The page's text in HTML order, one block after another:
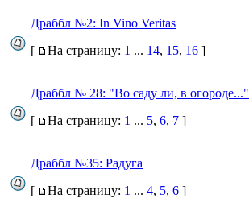
Драббл №2: In Vino Veritas
[
На страницу: 1 ... 14, 15, 16 ]
Драббл № 28: "Во саду ли, в огороде..."
[
На страницу: 1 ... 5, 6, 7 ]
Драббл №35: Радуга
[
На страницу: 1 ... 4, 5, 6 ]